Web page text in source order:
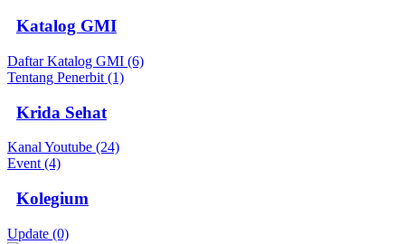
Katalog GMI
Daftar Katalog GMI (6)
Tentang Penerbit (1)
Krida Sehat
Kanal Youtube (24)
Event (4)
Kolegium
Update (0)